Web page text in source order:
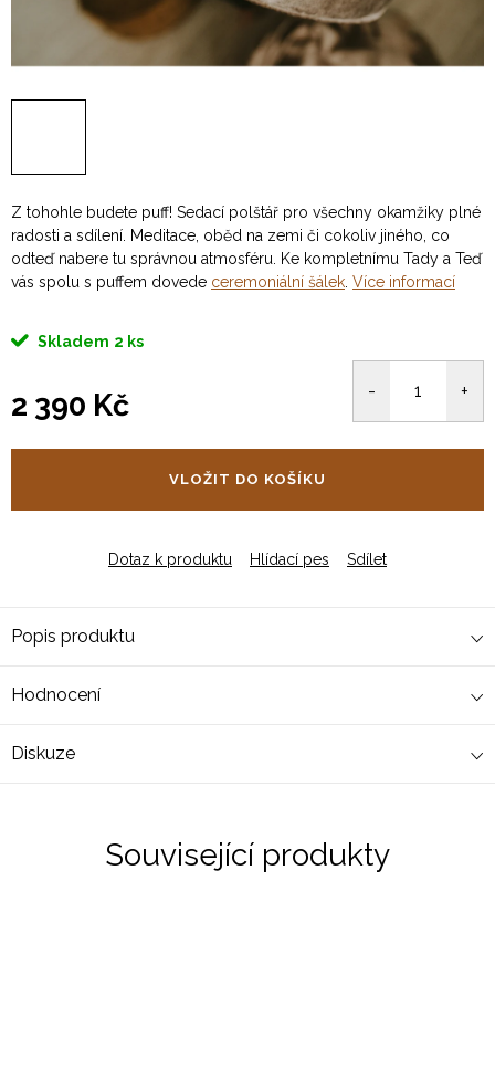
Z tohohle budete puff! Sedací polštář pro všechny okamžiky plné
radosti a sdílení. Meditace, oběd na zemi či cokoliv jiného, co
odteď nabere tu správnou atmosféru. Ke kompletnímu Tady a Teď
vás spolu s puffem dovede ceremoniální šálek Více informací
Skladem 2 ks
2 390 Kč
VLOŽIT DO KOŠÍKU
Dotaz k produktu Hlídací pes Sdílet
Popis produktu
Hodnocení
Diskuze
Související produkty